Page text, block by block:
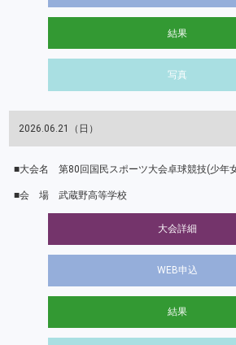
結果
写真
2026.06.21（日）
第80回国民スポーツ大会卓球競技(少年
武蔵野高等学校
大会詳細
WEB申込
結果